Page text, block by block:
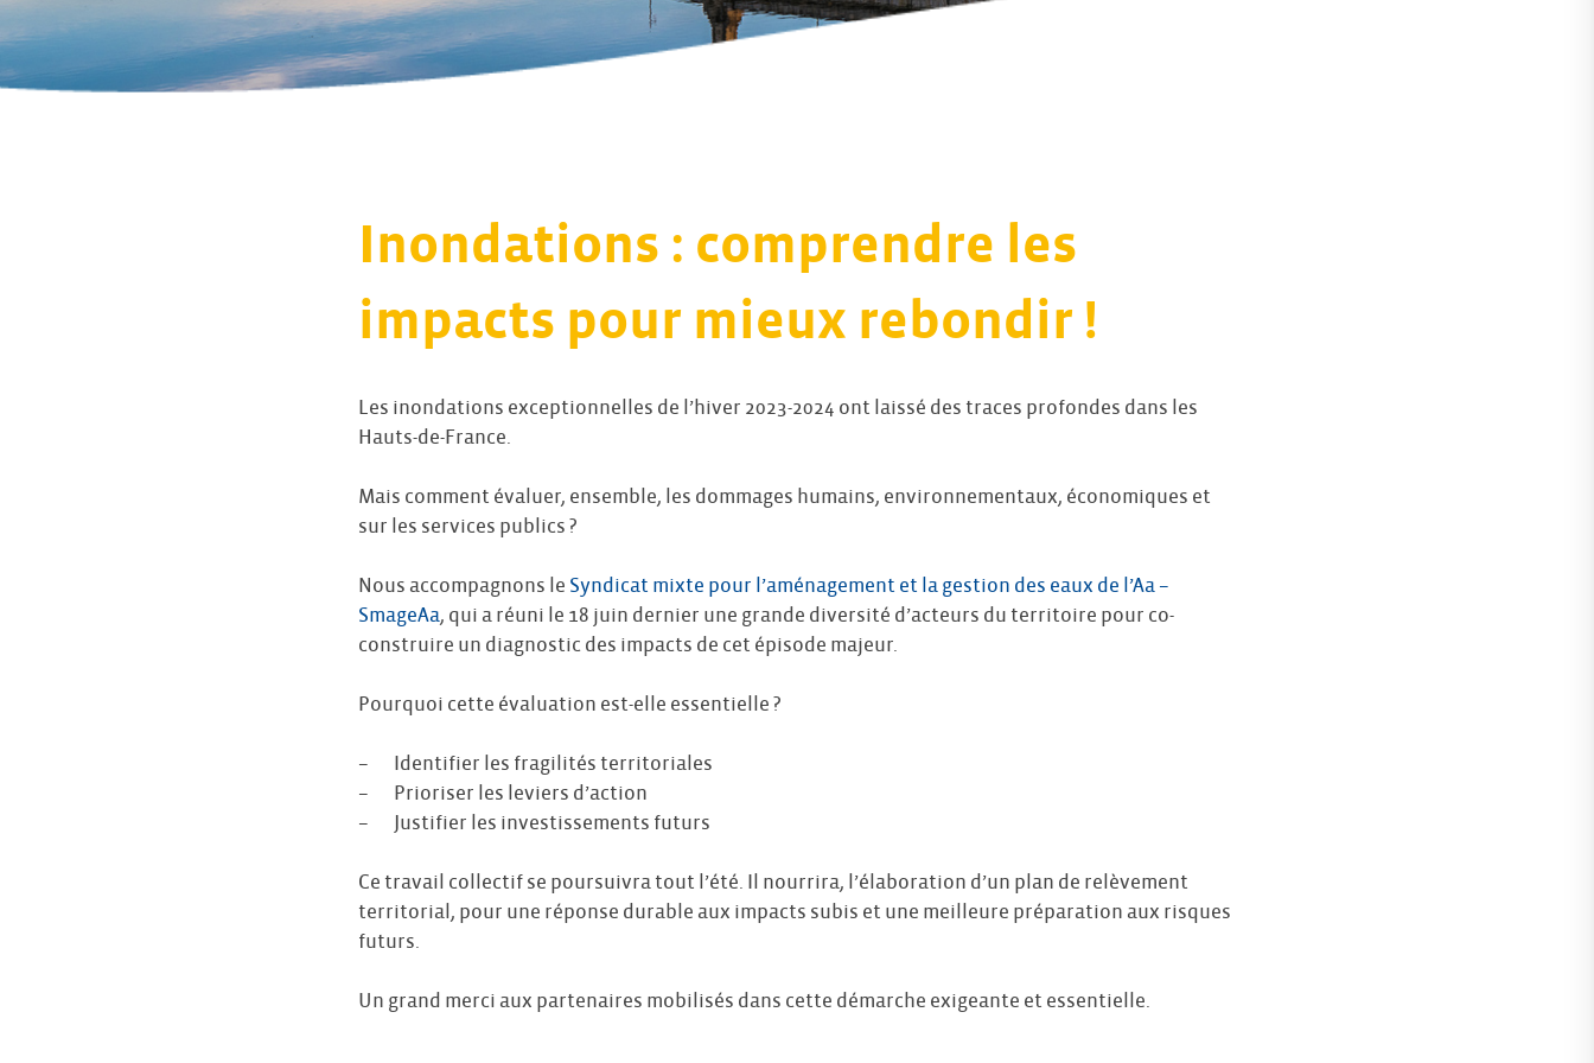
Inondations : comprendre les
impacts pour mieux rebondir !
Les inondations exceptionnelles de l’hiver 2023-2024 ont laissé des traces profondes dans les
Hauts-de-France.
Mais comment évaluer, ensemble, les dommages humains, environnementaux, économiques et
sur les services publics ?
Nous accompagnons le Syndicat mixte pour l’aménagement et la gestion des eaux de l’Aa –
SmageAa, qui a réuni le 18 juin dernier une grande diversité d’acteurs du territoire pour co-
construire un diagnostic des impacts de cet épisode majeur.
Pourquoi cette évaluation est-elle essentielle ?
– Identifier les fragilités territoriales
– Prioriser les leviers d’action
– Justifier les investissements futurs
Ce travail collectif se poursuivra tout l’été. Il nourrira, l’élaboration d’un plan de relèvement
territorial, pour une réponse durable aux impacts subis et une meilleure préparation aux risques
futurs.
Un grand merci aux partenaires mobilisés dans cette démarche exigeante et essentielle.